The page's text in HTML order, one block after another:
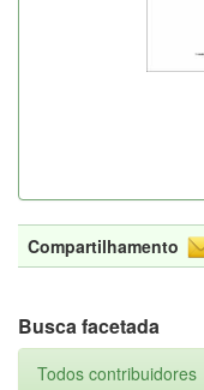
Compartilhamento
Busca facetada
Todos contribuidores